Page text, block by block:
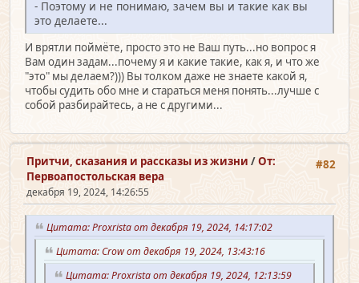
- Поэтому и не понимаю, зачем вы и такие как вы
это делаете...
И врятли поймёте, просто это не Ваш путь...но вопрос я
Вам один задам...почему я и какие такие, как я, и что же
"это" мы делаем?))) Вы толком даже не знаете какой я,
чтобы судить обо мне и стараться меня понять...лучше с
собой разбирайтесь, а не с другими...
#82
Притчи, сказания и рассказы из жизни /От:
Первоапостольская вера
декабря 19, 2024, 14:26:55
Цитата: Proxrista от декабря 19, 2024, 14:17:02
Цитата: Crow от декабря 19, 2024, 13:43:16
Цитата: Proxrista от декабря 19, 2024, 12:13:59